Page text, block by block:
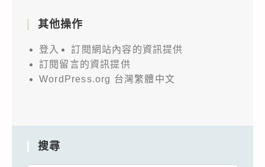
其他操作
登入
訂閱網站內容的資訊提供
訂閱留言的資訊提供
WordPress.org 台灣繁體中文
搜尋